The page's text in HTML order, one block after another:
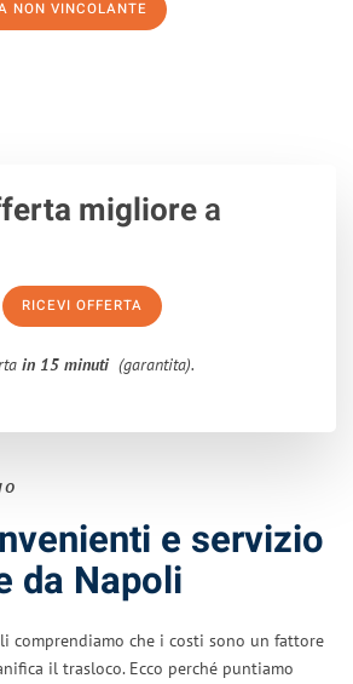
NON VINCOLANTE
migliorea
RICEVI OFFERTA
in 15 minuti (garantita).
e servizio
da Napoli
comprendiamo che i costi sono un fattore
il trasloco. Ecco perché puntiamo